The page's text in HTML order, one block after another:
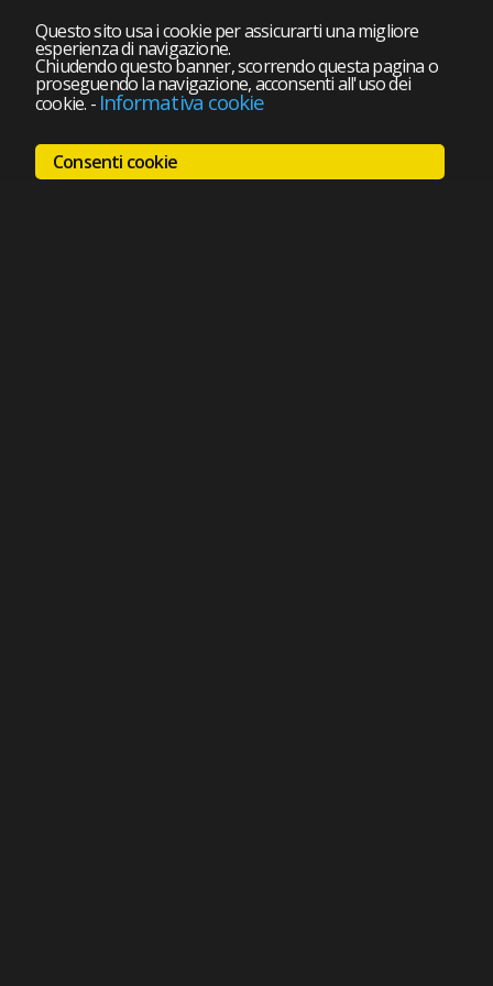
Questo sito usa i cookie per assicurarti una migliore
esperienza di navigazione.
Chiudendo questo banner, scorrendo questa pagina o
proseguendo la navigazione, acconsenti all'uso dei
cookie. - Informativa cookie
Consenti cookie